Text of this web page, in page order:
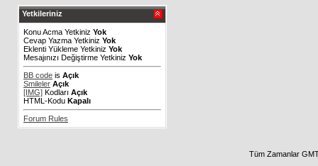
Yetkileriniz
Konu Acma Yetkiniz Yok
Cevap Yazma Yetkiniz Yok
Eklenti Yükleme Yetkiniz Yok
Mesajınızı Değiştirme Yetkiniz Yok
BB code is Açık
Smileler Açık
[IMG] Kodları Açık
HTML-Kodu Kapalı
Forum Rules
Tüm Zamanlar